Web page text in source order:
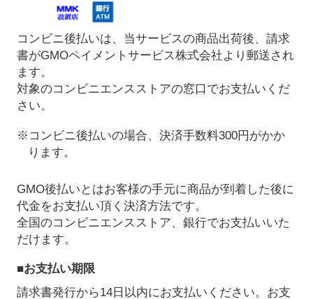
コンビニ後払いは、当サービスの商品出荷後、請求
書がGMOペイメントサービス株式会社より郵送され
ます。
対象のコンビニエンスストアの窓口でお支払いくだ
さい。
※コンビニ後払いの場合、決済手数料300円がかか
ります。
GMO後払いとはお客様の手元に商品が到着した後に
代金をお支払い頂く決済方法です。
全国のコンビニエンスストア、銀行でお支払いいた
だけます。
■お支払い期限
請求書発行から14日以内にお支払いください。お支